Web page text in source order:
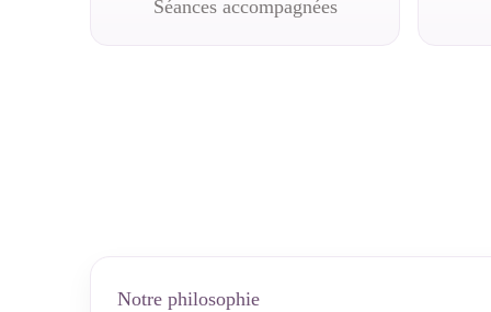
Séances accompagnées
Notre philosophie